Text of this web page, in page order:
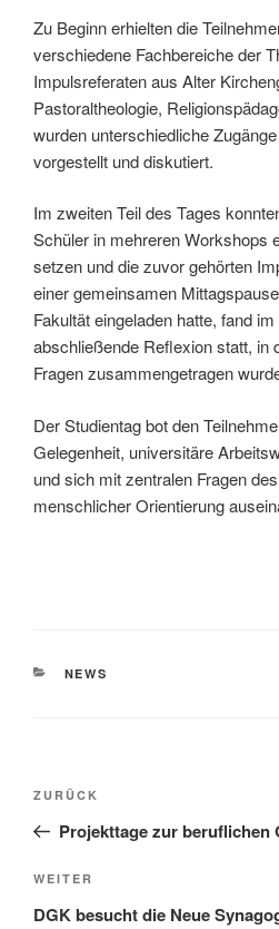
Zu Beginn erhielten die
verschiedene Fachbereiche der
Impulsreferaten aus Alter
Pastoraltheologie,
wurden unterschiedliche
vorgestellt und diskutiert.
Im zweiten Teil des Tages
Schüler in mehreren Workshops
setzen und die zuvor gehörten
einer gemeinsamen
Fakultät eingeladen hatte, fand
abschließende Reflexion statt, in
Fragen zusammengetragen
Der Studientag bot den
Gelegenheit, universitäre
und sich mit zentralen Fragen
menschlicher Orientierung
KATEGORIEN
NEWS
Beitragsnavigation
Vorheriger
Beitrag
ZURÜCK
Projekttage zur beruflichen
Nächster
Beitrag
WEITER
DGK besucht die Neue